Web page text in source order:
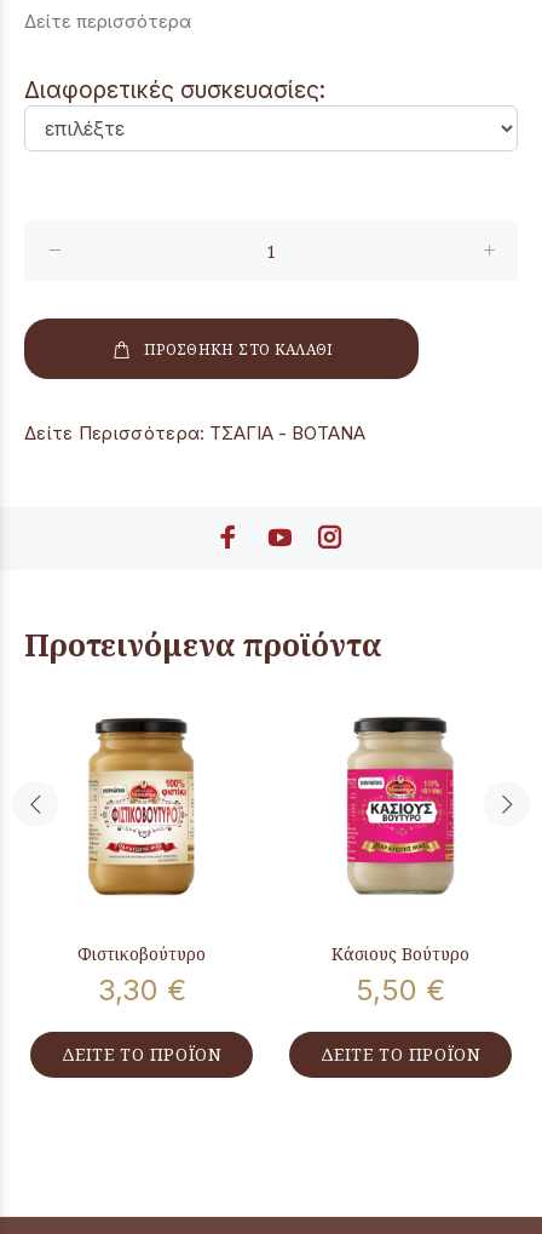
Δείτε περισσότερα
Διαφορετικές συσκευασίες:
ΠΡΟΣΘΗΚΗ ΣΤΟ ΚΑΛΑΘΙ
Δείτε Περισσότερα: ΤΣΑΓΙΑ - ΒΟΤΑΝΑ
Προτεινόμενα προϊόντα
Φιστικοβούτυρο
3,30 €
ΔΕΙΤΕ ΤΟ ΠΡΟΪΟΝ
Κάσιους Βούτυρο
5,50 €
ΔΕΙΤΕ ΤΟ ΠΡΟΪΟΝ